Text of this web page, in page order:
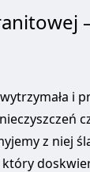
i
z niej